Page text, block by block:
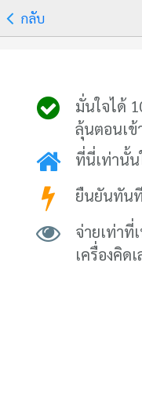
กลับ
มั่นใจได้
ลุ้นตอนเข้
ที่นี่เท่านั้
ยืนยันทันที
จ่ายเท่าที่
เครื่องคิด